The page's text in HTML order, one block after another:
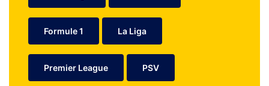
Formule 1 La Liga
Premier League PSV